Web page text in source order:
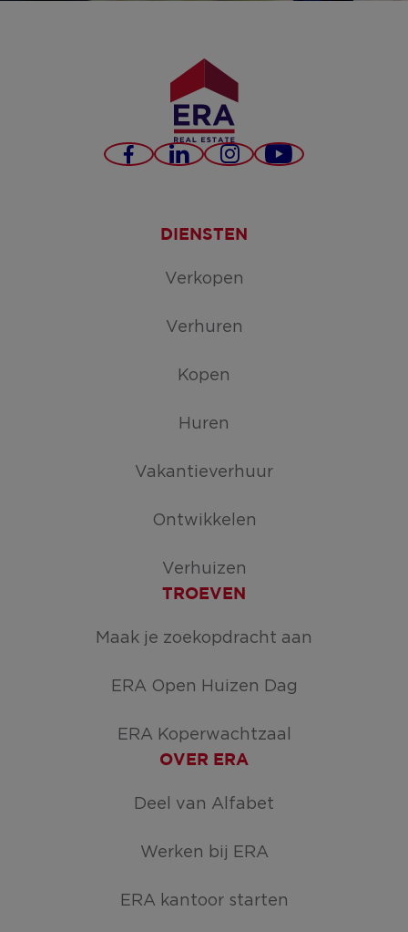
Facebook
LinkedInInstagramYouTube
DIENSTEN
Verkopen
Verhuren
Kopen
Huren
Vakantieverhuur
Ontwikkelen
Verhuizen
TROEVEN
Maak je zoekopdracht aan
ERA Open Huizen Dag
ERA Koperwachtzaal
OVER ERA
Deel van Alfabet
Werken bij ERA
ERA kantoor starten